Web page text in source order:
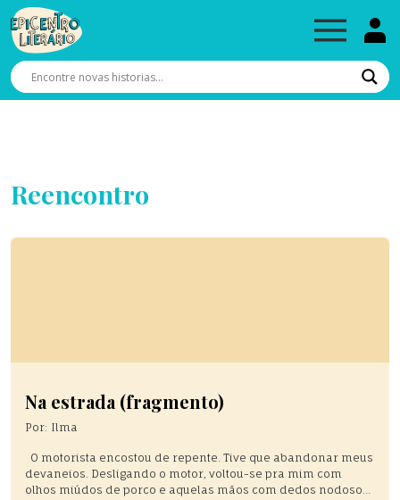
Reencontro
Na estrada (fragmento)
Por: Ilma
O motorista encostou de repente. Tive que abandonar meus
devaneios. Desligando o motor, voltou-se pra mim com
olhos miúdos de porco e aquelas mãos com dedos nodosos,